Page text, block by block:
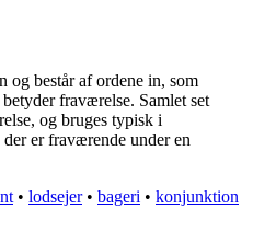
og består af ordene in, som
fraværelse. Samlet set
og bruges typisk i
er fraværende under en
• lodsejer• bageri • konjunktion